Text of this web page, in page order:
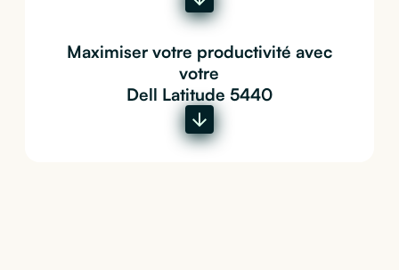
Maximiser votre productivité avec
votre
Dell Latitude 5440